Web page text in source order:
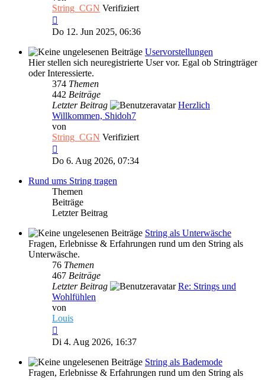
String_CGN Verifiziert
Beitrag
Do 12. Jun 2025, 06:36
Uservorstellungen
Hier stellen sich neuregistrierte User vor. Egal ob Stringträger
oder Interessierte.
374 Themen
442 Beiträge
Letzter Beitrag
Herzlich
Willkommen, Shidoh7
von
String_CGN Verifiziert
Beitrag
Do 6. Aug 2026, 07:34
Rund ums String tragen
Themen
Beiträge
Letzter Beitrag
String als Unterwäsche
Fragen, Erlebnisse & Erfahrungen rund um den String als
Unterwäsche.
76 Themen
467 Beiträge
Letzter Beitrag
Re: Strings und
Wohlfühlen
von
Louis
Beitrag
Di 4. Aug 2026, 16:37
String als Bademode
Fragen, Erlebnisse & Erfahrungen rund um den String als